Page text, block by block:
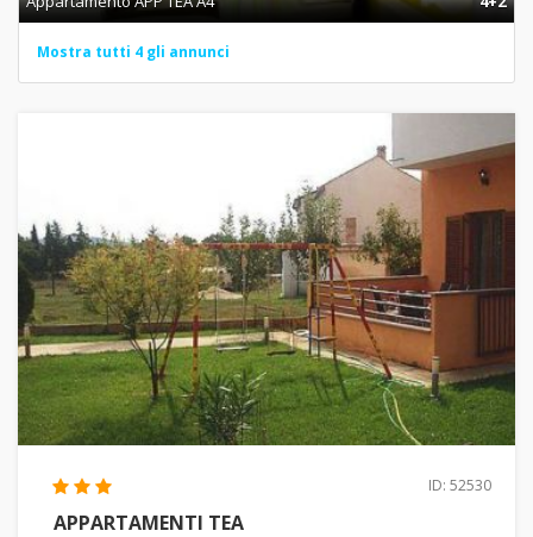
Mostra tutti 4 gli annunci
ID: 52530
APPARTAMENTI TEA